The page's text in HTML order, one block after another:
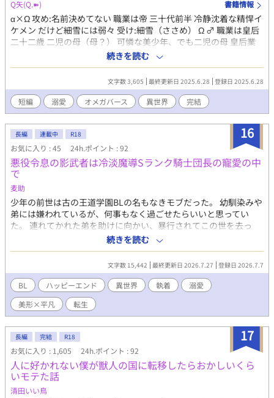
Q矢(Q.➽) 書籍情報
α×Ω 攻め:名前決めてない 職業は帝 三十代前半 冷静沈着な精悍イ
ケメン だけど細雪には弱々 受け:細雪（ささめ） Ω ♂ 職業は皇后
二十二歳 二児の母（母？） 可憐な美少年、でも二児の母 皇后業
は義務だから…… 帝に溺愛されてるのには気づいてない とある平
和な皇国に、素敵なアルファの帝と若く麗しい番の皇后様（オメ
ガ♂）がおりました。 帝の後宮には、何人もの側室達も暮らして
いましたが、寵愛争いもなく平和そのもの。 そう、今どきブラッ
ク後宮など流行らないからね!! ※ 舞台は現代軸の異世界です。 ※
筆慣らしに書いただけの濡れ場無し超短編ですが、際どい語彙も
登場する為一応R15にしております。 ※ 側妃の皆様は「採用され
るだけでも高給もらえて、成果次第では報酬上乗せになるアツい
バイト」気分で入内しています。
続きを読む
文字数 3,605 最終更新日 2025.6.28 登録日 2025.6.28
短編 溺愛 オメガバース 異世界 完結
16
長編 連載中 R18
お気に入り : 45 24h.ポイント : 92
悪役令息の影武者は冷淡魔導Sランク騎士団長の寵愛の中
で
麦助
少年の前世は古の王道学園BLの名もなきモブだった。 幼馴染みや
弟には嫌われているが、何事もなく過ごせたらいいと思ってい
た。 連れてかれた弟を助けに向かい、暴行されてこの世を去っ
た。 生まれ変わった世界は生前友人が貸してくれた乙女ゲームの
世界だった。 人と関わると痛い目に遭う事を学んで、引きこもり
になった。 悪役令息の弟の影武者になると、何もしなくても勝手
に悪評を浴びる事に… 身も心も傷だらけになって倒れている彼を
助けてくれたのは、どこか見覚えがある人だった。 冷たい瞳の奥
には愛情で溢れていた。 前世で生徒会長だった彼は今度こそ初恋
の子を離さない。 その心の奥には仄暗い感情が見え隠れしてい
た。 元生徒会長の冷淡騎士団長×悪役令息の影武者
続きを読む
文字数 15,442 最終更新日 2026.7.27 登録日 2026.7.7
BL ハッピーエンド 異世界 執着
溺愛
美形×平凡
転生
17
長編 完結 R18
お気に入り : 1,605 24h.ポイント : 92
人に好かれない僕が獣人の国に転移したらおかしいくら
いモテた話
清田いい鳥